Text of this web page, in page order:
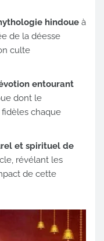
hindoue à
de la déesse
culte
entourant
dont le
chaque
et spirituel de
révélant les
de cette